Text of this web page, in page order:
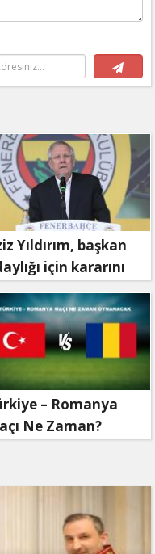
Yıldırım, başkan
için kararını
– Romanya
Ne Zaman?